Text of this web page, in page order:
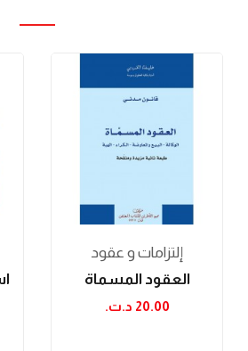
إلتزامات و عقود
العقود المسماة
20.00 د.ت.‏